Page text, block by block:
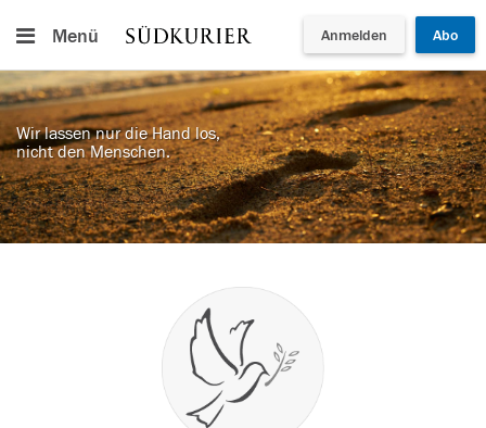
Menü Anmelden Abo
Wir lassen nur die Hand los,
nicht den Menschen.